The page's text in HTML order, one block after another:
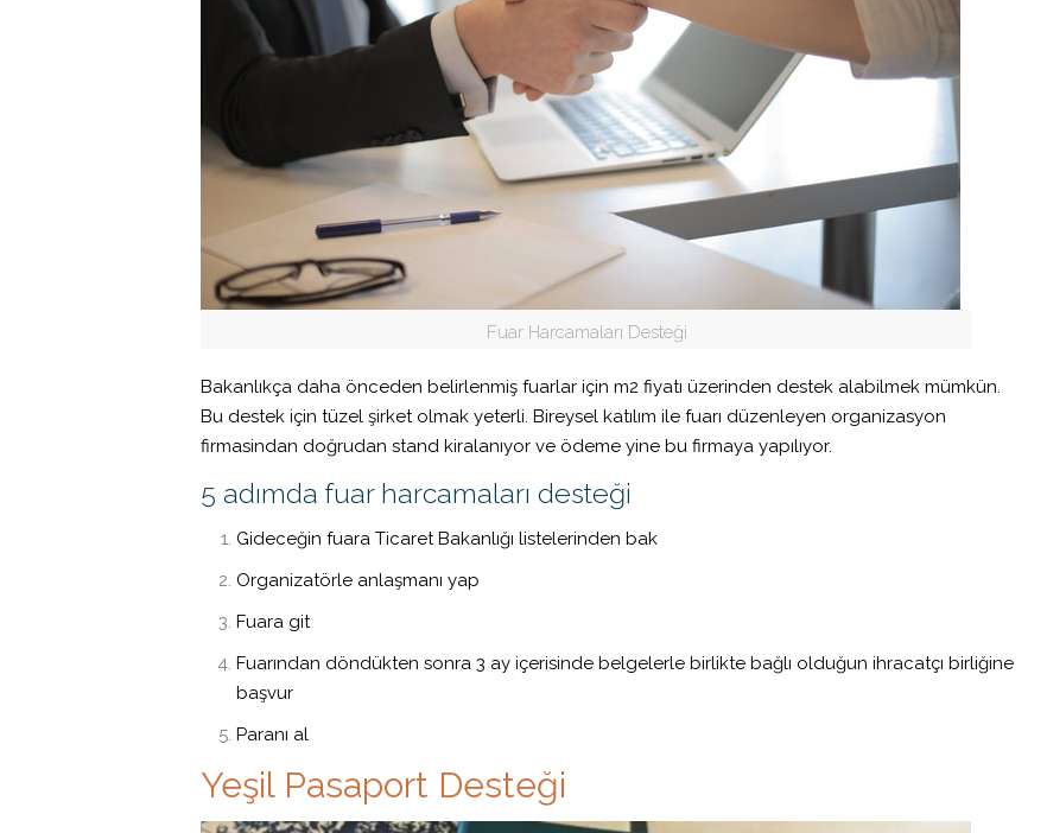
Fuar Harcamaları Desteği
Bakanlıkça daha önceden belirlenmiş fuarlar için m2 fiyatı üzerinden destek alabilmek mümkün.
Bu destek için tüzel şirket olmak yeterli. Bireysel katılım ile fuarı düzenleyen organizasyon
firmasindan doğrudan stand kiralanıyor ve ödeme yine bu firmaya yapılıyor.
5 adımda fuar harcamaları desteği
Gideceğin fuara Ticaret Bakanlığılistelerinden bak
Organizatörle anlaşmanı yap
Fuara git
Fuarından döndükten sonra 3 ay içerisinde belgelerle birlikte bağlı olduğun ihracatçı birliğine
başvur
Paranı al
Yeşil Pasaport Desteği